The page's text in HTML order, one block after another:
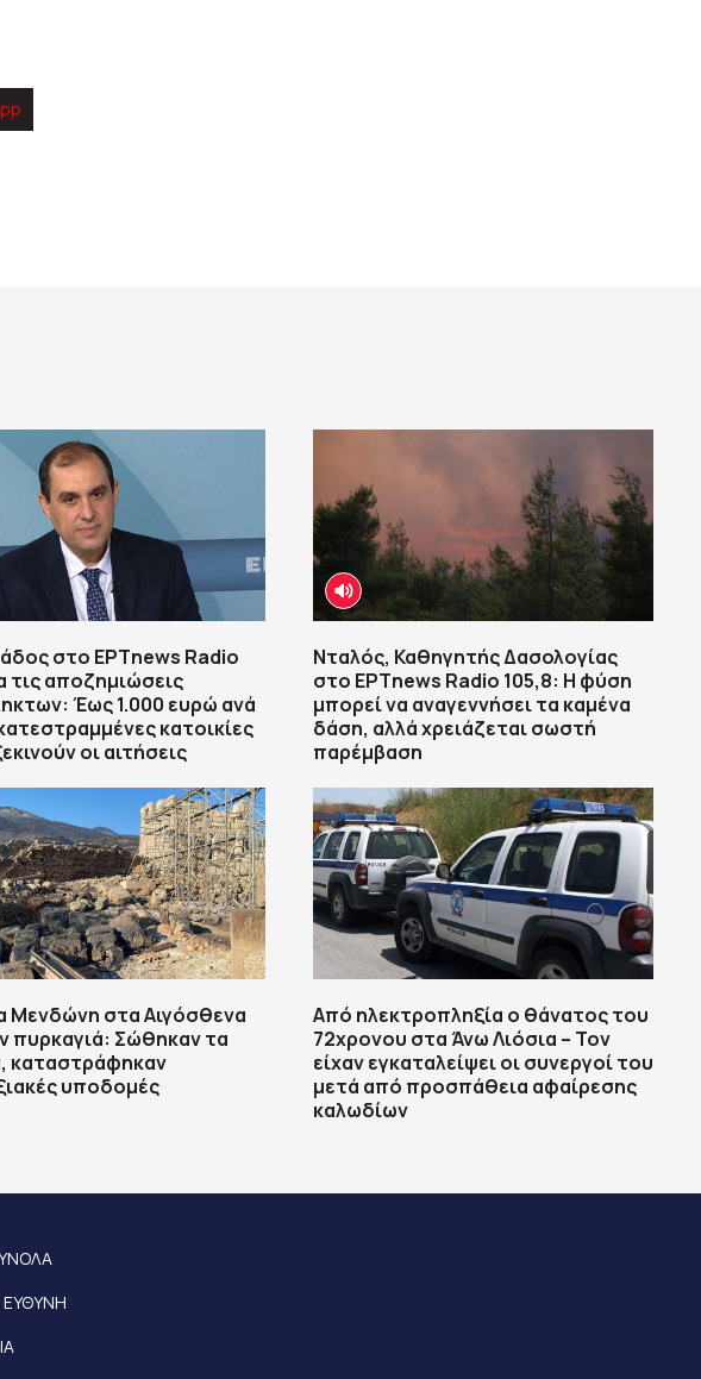
στο ΕΡΤnews Radio
τις αποζημιώσεις
Έως 1.000 ευρώ ανά
κατοικίες
οι αιτήσεις
Μενδώνη στα Αιγόσθενα
πυρκαγιά: Σώθηκαν τα
καταστράφηκαν
υποδομές
Νταλός, Καθηγητής Δασολογίας
στο ΕΡΤnews Radio 105,8: Η φύση
μπορεί να αναγεννήσει τα καμένα
δάση, αλλά χρειάζεται σωστή
παρέμβαση
Από ηλεκτροπληξία ο θάνατος του
72χρονου στα Άνω Λιόσια – Τον
είχαν εγκαταλείψει οι συνεργοί του
μετά από προσπάθεια αφαίρεσης
καλωδίων
ΕΥΘΥΝΗ